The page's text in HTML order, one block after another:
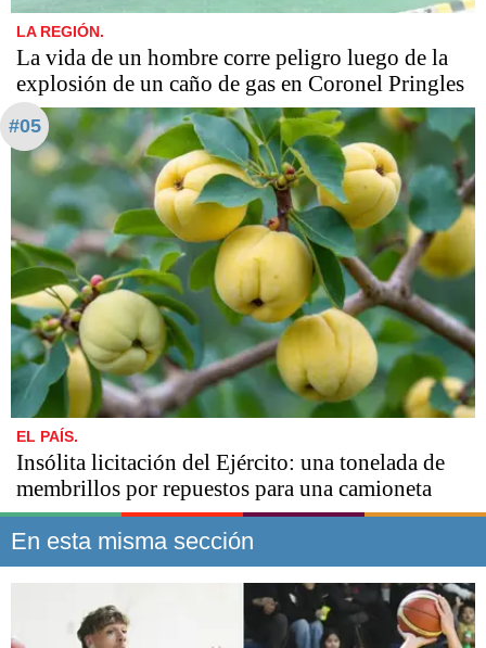
LA REGIÓN.
La vida de un hombre corre peligro luego de la
explosión de un caño de gas en Coronel Pringles
#05
EL PAÍS.
Insólita licitación del Ejército: una tonelada de
membrillos por repuestos para una camioneta
En esta misma sección